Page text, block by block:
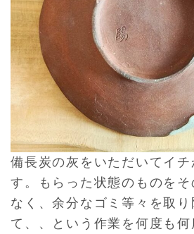
備長炭の灰をいただいてイ
す。もらった状態の ものを
なく、余分なゴミ等々を取り
て、、という作業を何度も